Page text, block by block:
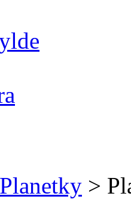
Planetky >